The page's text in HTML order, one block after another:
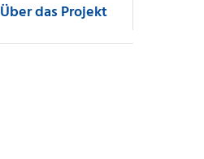
Über das Projekt